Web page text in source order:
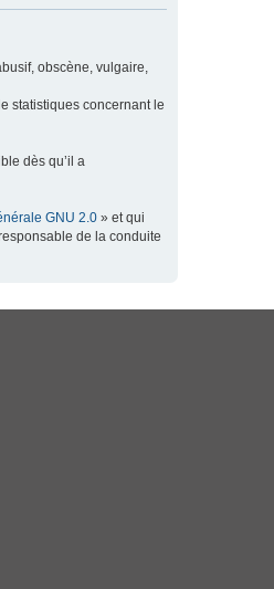
obscène, vulgaire,
statistiques concernant le
dès qu’il a
GNU 2.0 » et qui
de la conduite